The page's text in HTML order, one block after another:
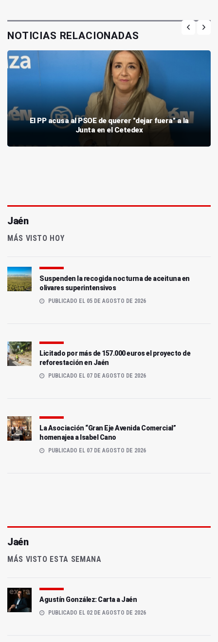
NOTICIAS RELACIONADAS
El PP acusa al PSOE de querer "dejar fuera" a la
Junta en el Cetedex
Jaén
MÁS VISTO HOY
Suspenden la recogida nocturna de aceituna en
olivares superintensivos
PUBLICADO EL 05 DE AGOSTO DE 2026
Licitado por más de 157.000 euros el proyecto de
reforestación en Jaén
PUBLICADO EL 07 DE AGOSTO DE 2026
La Asociación “Gran Eje Avenida Comercial”
homenajea a Isabel Cano
PUBLICADO EL 07 DE AGOSTO DE 2026
Jaén
MÁS VISTO ESTA SEMANA
Agustín González: Carta a Jaén
PUBLICADO EL 02 DE AGOSTO DE 2026